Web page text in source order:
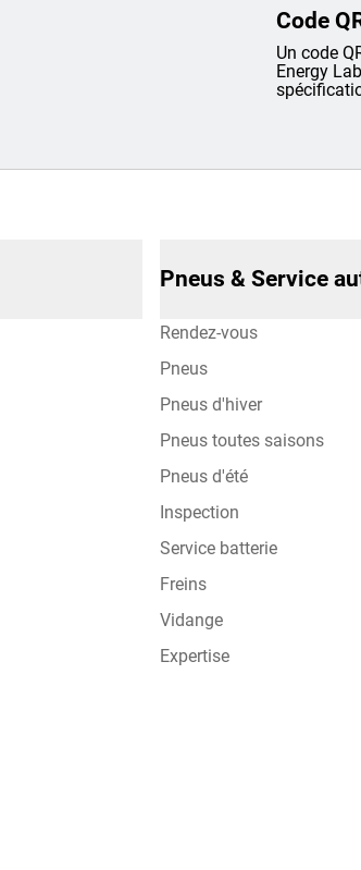
Code
Un code
Energy
Pneus & Service
Rendez-vous
Pneus
Pneus d'hiver
Pneus toutes saisons
Pneus d'été
Inspection
Service batterie
Freins
Vidange
Expertise